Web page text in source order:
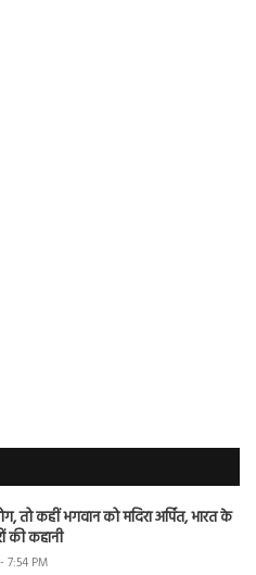
तो कहीं भगवान को मदिरा अर्पित, भारत के
की कहानी
7:54 PM